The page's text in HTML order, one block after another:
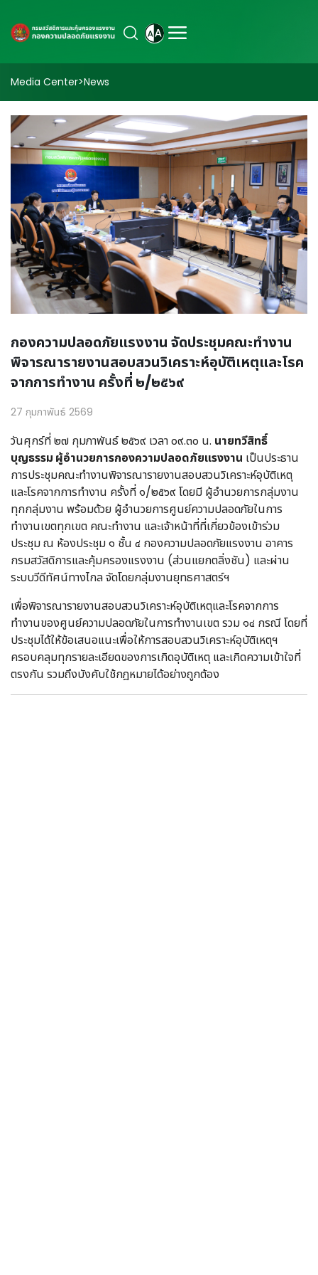
Media Center>News
กองความปลอดภัยแรงงาน จัดประชุมคณะทำงาน
พิจารณารายงานสอบสวนวิเคราะห์อุบัติเหตุและโรค
จากการทำงาน ครั้งที่ ๒/๒๕๖๙
27 กุมภาพันธ์ 2569
วันศุกร์ที่ ๒๗ กุมภาพันธ์ ๒๕๖๙ เวลา ๐๙.๓๐ น. นายทวีสิทธิ์
บุญธรรม ผู้อำนวยการกองความปลอดภัยแรงงาน เป็นประธาน
การประชุมคณะทำงานพิจารณารายงานสอบสวนวิเคราะห์อุบัติเหตุ
และโรคจากการทำงาน ครั้งที่ ๑/๒๕๖๙ โดยมี ผู้อำนวยการกลุ่มงาน
ทุกกลุ่มงาน พร้อมด้วย ผู้อำนวยการศูนย์ความปลอดภัยในการ
ทำงานเขตทุกเขต คณะทำงาน และเจ้าหน้าที่ที่เกี่ยวข้องเข้าร่วม
ประชุม ณ ห้องประชุม ๑ ชั้น ๔ กองความปลอดภัยแรงงาน อาคาร
กรมสวัสดิการและคุ้มครองแรงงาน (ส่วนแยกตลิ่งชัน) และผ่าน
ระบบวีดีทัศน์ทางไกล จัดโดยกลุ่มงานยุทธศาสตร์ฯ
เพื่อพิจารณารายงานสอบสวนวิเคราะห์อุบัติเหตุและโรคจากการ
ทำงานของศูนย์ความปลอดภัยในการทำงานเขต รวม ๑๔ กรณี โดยที่
ประชุมได้ให้ข้อเสนอแนะเพื่อให้การสอบสวนวิเคราะห์อุบัติเหตุฯ
ครอบคลุมทุกรายละเอียดของการเกิดอุบัติเหตุ และเกิดความเข้าใจที่
ตรงกัน รวมถึงบังคับใช้กฎหมายได้อย่างถูกต้อง